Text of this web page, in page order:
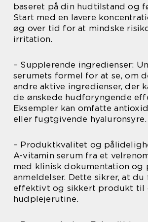
baseret på din hudtilstand og
Start med en lavere
øg over tid for at mindske
irritation.
– Supplerende ingredienser:
serumets formel for at se, om
andre aktive ingredienser, der
de ønskede hudforyngende
Eksempler kan omfatte
eller fugtgivende hyaluronsyre.
– Produktkvalitet og
A-vitamin serum fra et
med klinisk dokumentation og
anmeldelser. Dette sikrer, at du
effektivt og sikkert produkt til
hudplejerutine.